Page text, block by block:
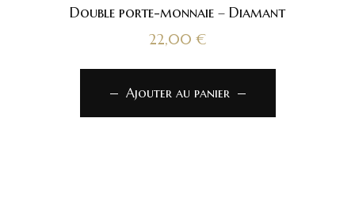
Double porte-monnaie – Diamant
22,00 €
Ajouter au panier